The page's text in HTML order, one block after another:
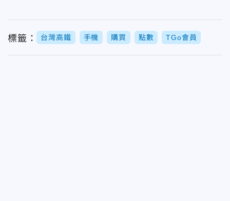
標籤： 台灣高鐵 手機 購買 點數 TGo會員